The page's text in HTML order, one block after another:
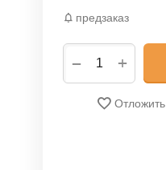
предзаказ
+
−
Отложить